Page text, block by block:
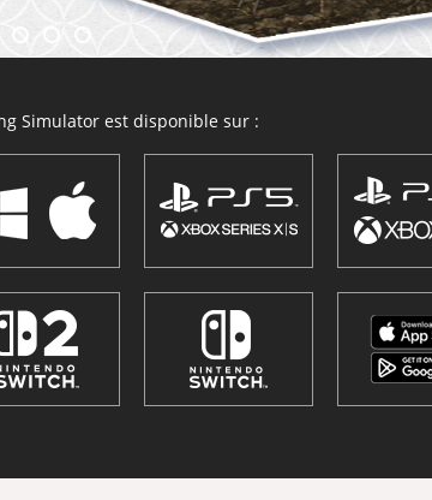
Simulator est disponible sur :